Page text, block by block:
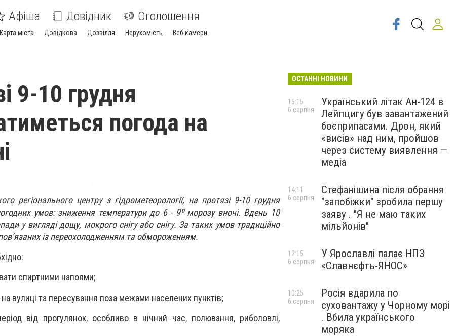
Афіша Довідник Оголошення
Карта міста Довідкова Дозвілля Нерухомість Веб камери
9-10 грудня
погода на
регіонального центру з гідрометеорології, на протязі 9-10 грудня
умов: зниження температури до 6 - 9º морозу вночі. Вдень 10
у вигляді дощу, мокрого снігу або снігу. За таких умов традиційно
пов’язаних із переохолодженням та обмороженням.
спиртними напоями;
вулиці та пересування поза межами населених пунктів;
від прогулянок, особливо в нічний час, полювання, риболовлі,
ОСТАННІ НОВИНИ
Український літак Ан-124 в
Лейпцигу був завантажений
боєприпасами. Дрон, який
«висів» над ним, пройшов
через систему виявлення —
медіа
15:15
6 серпня
Стефанішина після обрання
"запобіжки" зробила першу
заяву . "Я не маю таких
мільйонів"
14:11
6 серпня
У Ярославлі палає НПЗ
«Славнєфть-ЯНОС»
12:15
6 серпня
Росія вдарила по
суховантажу у Чорному морі
. Вбила українського
моряка
10:25
6 серпня